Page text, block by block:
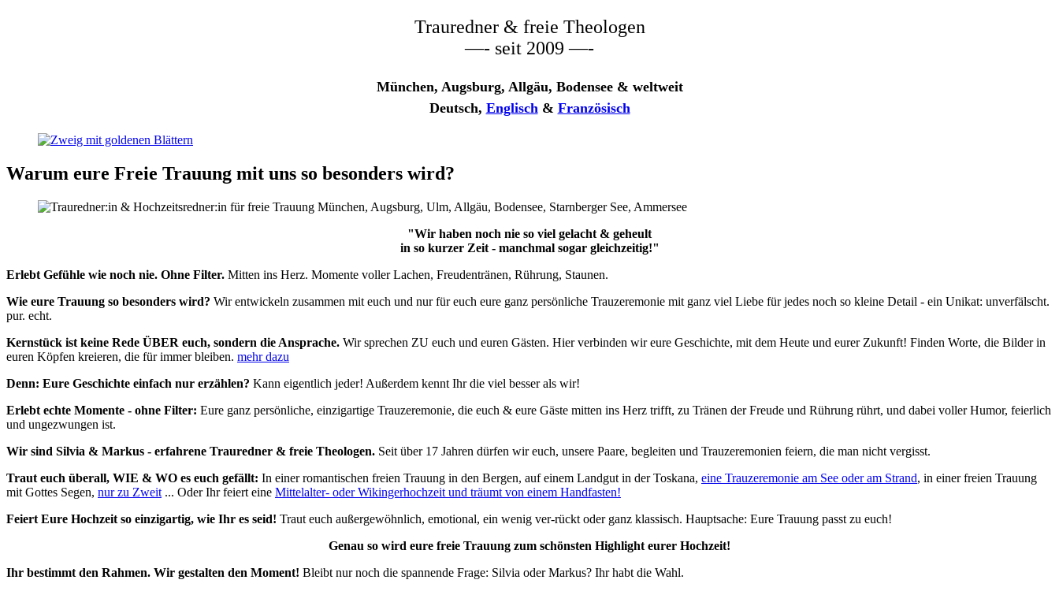
Trauredner & freie Theologen
—- seit 2009 —-
München, Augsburg, Allgäu, Bodensee & weltweit
Deutsch, Englisch & Französisch
Warum eure Freie Trauung mit uns so besonders wird?
"Wir haben noch nie so viel gelacht & geheult
in so kurzer Zeit - manchmal sogar gleichzeitig!"
Erlebt Gefühle wie noch nie. Ohne Filter. Mitten ins Herz. Momente voller Lachen, Freudentränen, Rührung, Staunen.
Wie eure Trauung so besonders wird? Wir entwickeln zusammen mit euch und nur für euch eure ganz persönliche Trauzeremonie mit ganz viel Liebe für jedes noch so kleine Detail - ein Unikat: unverfälscht.
pur. echt.
Kernstück ist keine Rede ÜBER euch, sondern die Ansprache. Wir sprechen ZU euch und euren Gästen. Hier verbinden wir eure Geschichte, mit dem Heute und eurer Zukunft! Finden Worte, die Bilder in
euren Köpfen kreieren, die für immer bleiben. mehr dazu
Denn: Eure Geschichte einfach nur erzählen? Kann eigentlich jeder! Außerdem kennt Ihr die viel besser als wir!
Erlebt echte Momente - ohne Filter: Eure ganz persönliche, einzigartige Trauzeremonie, die euch & eure Gäste mitten ins Herz trifft, zu Tränen der Freude und Rührung rührt, und dabei voller Humor, feierlich
und ungezwungen ist.
Wir sind Silvia & Markus - erfahrene Trauredner & freie Theologen. Seit über 17 Jahren dürfen wir euch, unsere Paare, begleiten und Trauzeremonien feiern, die man nicht vergisst.
Traut euch überall, WIE & WO es euch gefällt: In einer romantischen freien Trauung in den Bergen, auf einem Landgut in der Toskana, eine Trauzeremonie am See oder am Strand, in einer freien Trauung
mit Gottes Segen, nur zu Zweit ... Oder Ihr feiert eine Mittelalter- oder Wikingerhochzeit und träumt von einem Handfasten!
Feiert Eure Hochzeit so einzigartig, wie Ihr es seid! Traut euch außergewöhnlich, emotional, ein wenig ver-rückt oder ganz klassisch. Hauptsache: Eure Trauung passt zu euch!
Genau so wird eure freie Trauung zum schönsten Highlight eurer Hochzeit!
Ihr bestimmt den Rahmen. Wir gestalten den Moment! Bleibt nur noch die spannende Frage: Silvia oder Markus? Ihr habt die Wahl.